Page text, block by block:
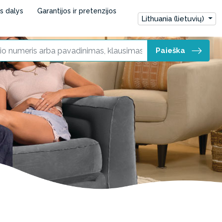
dalys Garantijos ir pretenzijos
Lithuania (lietuvių)
Paieška